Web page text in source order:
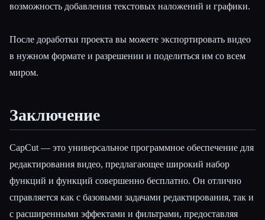
возможность добавления текстовых наложений и графики.
После доработки проекта вы можете экспортировать видео
в нужном формате и разрешении и поделиться им со всем
миром.
Заключение
CapCut — это универсальное программное обеспечение для
редактирования видео, предлагающее широкий набор
функций и функций совершенно бесплатно. Он отлично
справляется как с базовыми задачами редактирования, так и
с расширенными эффектами и фильтрами, предоставляя